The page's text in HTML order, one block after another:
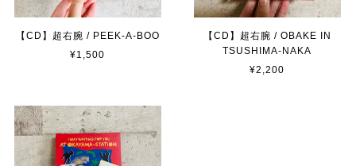
【CD】超右腕 / PEEK-A-BOO
¥1,500
【CD】超右腕 / OBAKE IN
TSUSHIMA-NAKA
¥2,200